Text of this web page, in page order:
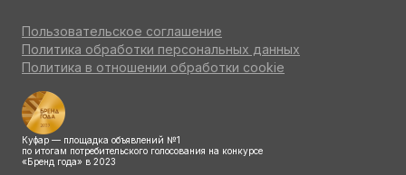
Пользовательское соглашение
Политика обработки персональных данных
Политика в отношении обработки cookie
Куфар — площадка объявлений №1
по итогам потребительского голосования на конкурсе
«Бренд года» в 2023